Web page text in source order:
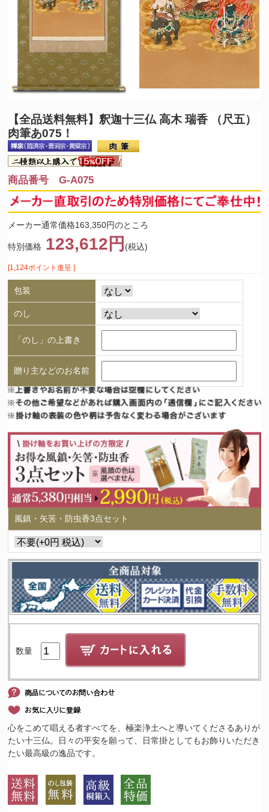
【全品送料無料】 釈迦十三仏 高木 瑞香 （尺五）
肉筆あ075！
商品番号 G-A075
メーカー通常価格163,350円のところ
特別価格 123,612円 (税込)
[1,124ポイント進呈 ]
包装
のし
「のし」の上書き
贈り主などのお名前
風鎮・矢筈・防虫香3点セット
数量
心をこめて唱える者すべてを、極楽浄土へと導いてくださるありが
たい十三仏。日々の平安を願って、日常掛としてもお飾りいただき
たい最高級の逸品です。